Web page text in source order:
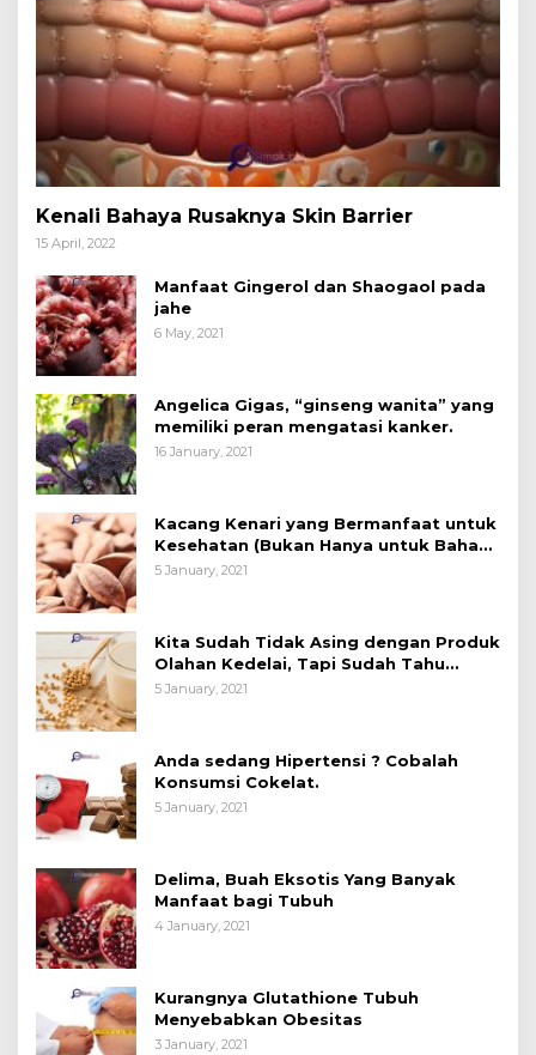
Kenali Bahaya Rusaknya Skin Barrier
15 April, 2022
Manfaat Gingerol dan Shaogaol pada
jahe
6 May, 2021
Angelica Gigas, “ginseng wanita” yang
memiliki peran mengatasi kanker.
16 January, 2021
Kacang Kenari yang Bermanfaat untuk
Kesehatan (Bukan Hanya untuk Bahan
Kue)
5 January, 2021
Kita Sudah Tidak Asing dengan Produk
Olahan Kedelai, Tapi Sudah Tahu
Manfaatnya untuk Kesehatan?
5 January, 2021
Anda sedang Hipertensi ? Cobalah
Konsumsi Cokelat.
5 January, 2021
Delima, Buah Eksotis Yang Banyak
Manfaat bagi Tubuh
4 January, 2021
Kurangnya Glutathione Tubuh
Menyebabkan Obesitas
3 January, 2021